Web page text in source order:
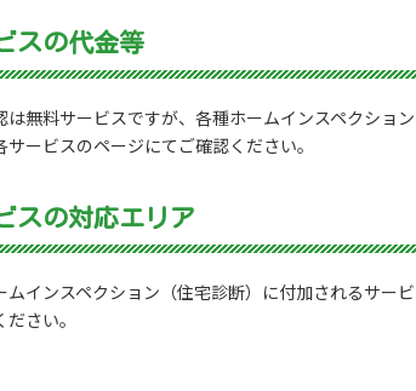
スの代金等
は無料サービスですが、各種ホームインスペクショ
サービスのページにてご確認ください。
スの対応エリア
ムインスペクション（住宅診断）に付加されるサー
さい。